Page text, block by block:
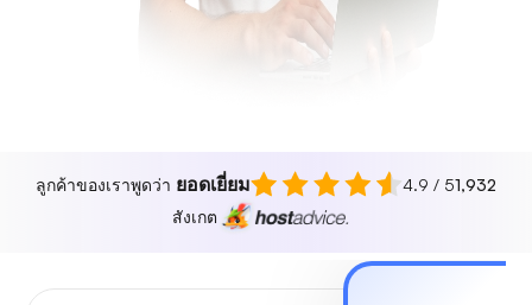
ลูกค้าของเราพูดว่า ยอดเยี่ยม 4.9 / 51,932
สังเกต